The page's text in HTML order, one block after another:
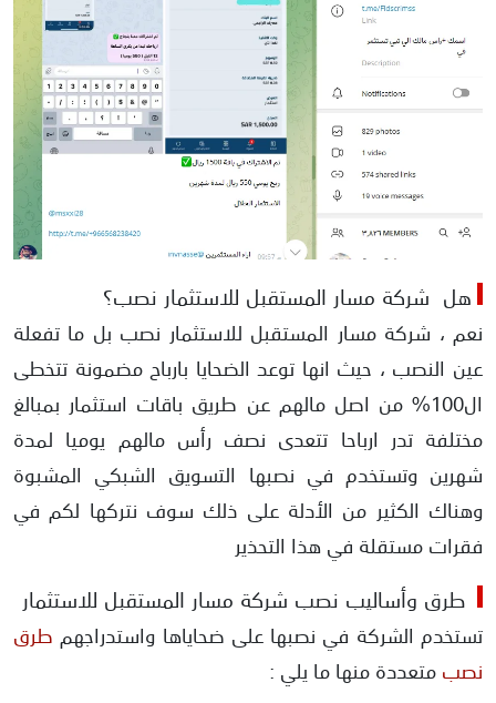
هل شركة مسار المستقبل للاستثمار نصب؟
نعم ، شركة مسار المستقبل للاستثمار نصب بل ما تفعلة
عين النصب ، حيث انها توعد الضحايا بارباح مضمونة تتخطى
ال100% من اصل مالهم عن طريق باقات استثمار بمبالغ
مختلفة تدر ارباحا تتعدى نصف رأس مالهم يوميا لمدة
شهرين وتستخدم في نصبها التسويق الشبكي المشبوة
وهناك الكثير من الأدلة على ذلك سوف نتركها لكم في
فقرات مستقلة في هذا التحذير
طرق وأساليب نصب شركة مسار المستقبل للاستثمار
تستخدم الشركة في نصبها على ضحاياها واستدراجهم طرق
نصبمتعددة منها ما يلي :